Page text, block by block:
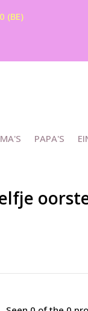
PAPA'S
(BE)